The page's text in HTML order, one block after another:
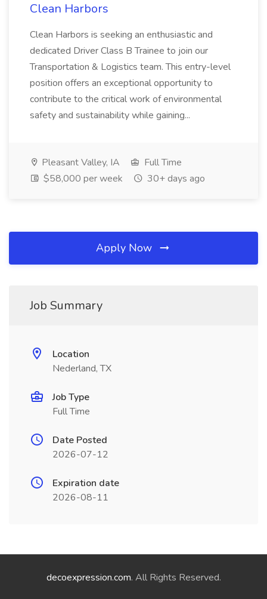
Clean Harbors
Clean Harbors is seeking an enthusiastic and
dedicated Driver Class B Trainee to join our
Transportation & Logistics team. This entry-level
position offers an exceptional opportunity to
contribute to the critical work of environmental
safety and sustainability while gaining...
Pleasant Valley, IA
Full Time
$58,000 per week
30+ days ago
Apply Now
Job Summary
Location
Nederland, TX
Job Type
Full Time
Date Posted
2026-07-12
Expiration date
2026-08-11
decoexpression.com. All Rights Reserved.